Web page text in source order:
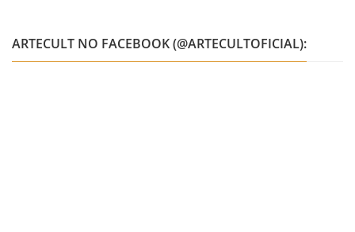
ARTECULT NO FACEBOOK (@ARTECULTOFICIAL):